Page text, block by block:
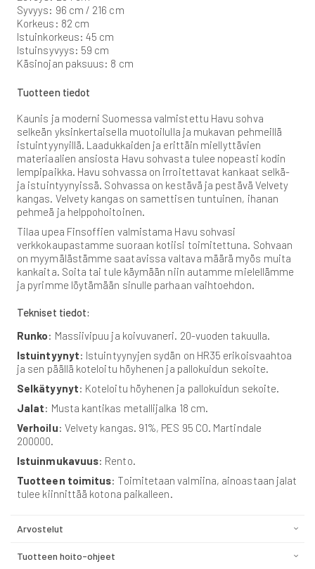
Syvyys: 96 cm / 216 cm
Korkeus: 82 cm
Istuinkorkeus: 45 cm
Istuinsyvyys: 59 cm
Käsinojan paksuus: 8 cm
Tuotteen tiedot
Kaunis ja moderni Suomessa valmistettu Havu sohva
selkeän yksinkertaisella muotoilulla ja mukavan pehmeillä
istuintyynyillä. Laadukkaiden ja erittäin miellyttävien
materiaalien ansiosta Havu sohvasta tulee nopeasti kodin
lempipaikka. Havu sohvassa on irroitettavat kankaat selkä-
ja istuintyynyissä. Sohvassa on kestävä ja pestävä Velvety
kangas. Velvety kangas on samettisen tuntuinen, ihanan
pehmeä ja helppohoitoinen.
Tilaa upea Finsoffien valmistama Havu sohvasi
verkkokaupastamme suoraan kotiisi toimitettuna. Sohvaan
on myymälästämme saatavissa valtava määrä myös muita
kankaita. Soita tai tule käymään niin autamme mielellämme
ja pyrimme löytämään sinulle parhaan vaihtoehdon.
Tekniset tiedot:
Runko: Massiivipuu ja koivuvaneri. 20-vuoden takuulla.
Istuintyynyt: Istuintyynyjen sydän on HR35 erikoisvaahtoa
ja sen päällä koteloitu höyhenen ja pallokuidun sekoite.
Selkätyynyt: Koteloitu höyhenen ja pallokuidun sekoite.
Jalat: Musta kantikas metallijalka 18 cm.
Verhoilu: Velvety kangas. 91%, PES 95 CO. Martindale
200000.
Istuinmukavuus: Rento.
Tuotteen toimitus: Toimitetaan valmiina, ainoastaan jalat
tulee kiinnittää kotona paikalleen.
Arvostelut
Tuotteen hoito-ohjeet